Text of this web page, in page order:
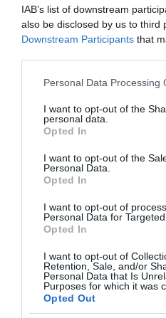
IAB’s list of downstream
also be disclosed by us to third
Downstream Participants that
Please note that this website/
not limited to your visit or
grant or deny consent to
use your data for below
consent section.
Personal Data Processing
I want to opt-out of the
personal data.
Opted In
I want to opt-out of the
Personal Data.
Opted In
I want to opt-out of
Personal Data for Targeted
Opted In
I want to opt-out of
Retention, Sale, and/or
Personal Data that Is
Purposes for which it was
Opted Out
ΠΟΛΙΤΙΚΗ
Κυριάκος
ξεκινάει άλλος ένας
δουλειάς”
Η νέα δημοσίευση στο
26.06.2023 - 15:54